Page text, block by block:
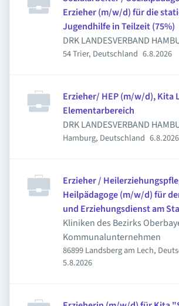
Erzieher (m/w/d) für die
Jugendhilfe in Teilzeit (75%)
DRK LANDESVERBAND
54 Trier, Deutschland 6.8.2026
Erzieher/ HEP (m/w/d), Kita
Elementarbereich
DRK LANDESVERBAND
Hamburg, Deutschland 6.8.2026
Erzieher /
Heilpädagoge (m/w/d) für
und Erziehungsdienst am
Landsberg am Lech
Kliniken des Bezirks
Kommunalunternehmen
86899 Landsberg am Lech,
Veröffentlicht
5.8.2026